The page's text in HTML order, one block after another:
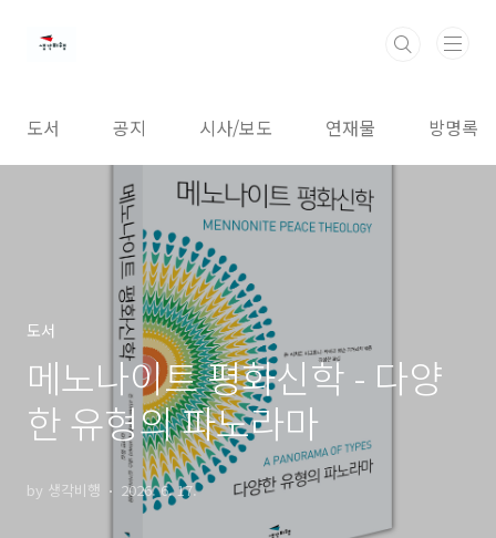
도서 공지 시사/보도 연재물 방명록
도서
메노나이트 평화신학 - 다양
한 유형의 파노라마
by 생각비행 2026. 6. 17.